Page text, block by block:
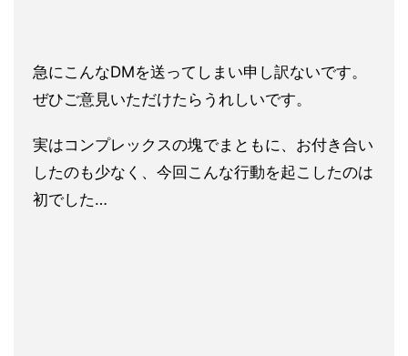
急にこんなDMを送ってしまい申し訳ないです。
ぜひご意見いただけたらうれしいです。
実はコンプレックスの塊でまともに、お付き合い
したのも少なく、今回こんな行動を起こしたのは
初でした…